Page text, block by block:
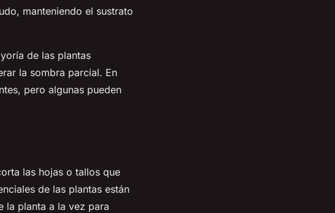
manteniendo el sustrato
de las plantas
la sombra parcial. En
pero algunas pueden
las hojas o tallos que
de las plantas están
la planta a la vez para